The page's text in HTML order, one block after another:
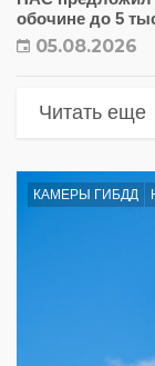
обочине до 5
05.08.2026
Читать еще
КАМЕРЫ ГИБДД